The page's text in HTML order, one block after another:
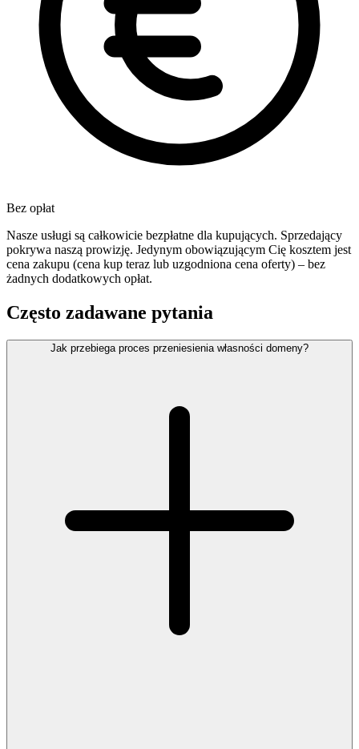
Bez opłat
Nasze usługi są całkowicie bezpłatne dla kupujących. Sprzedający
pokrywa naszą prowizję. Jedynym obowiązującym Cię kosztem jest
cena zakupu (cena kup teraz lub uzgodniona cena oferty) – bez
żadnych dodatkowych opłat.
Często zadawane pytania
Jak przebiega proces przeniesienia własności domeny?